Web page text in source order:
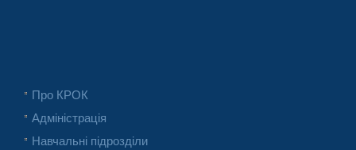
Про КРОК
Адміністрація
Навчальні підрозділи